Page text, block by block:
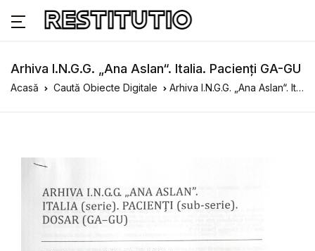
Arhiva I.N.G.G. „Ana Aslan“. Italia. Pacienți GA-GU
Acasă Caută Obiecte Digitale Arhiva I.N.G.G. „Ana Aslan“. Italia. Pacienți GA-GU